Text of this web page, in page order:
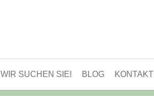
WIR SUCHEN SIE! BLOG KONTAKT